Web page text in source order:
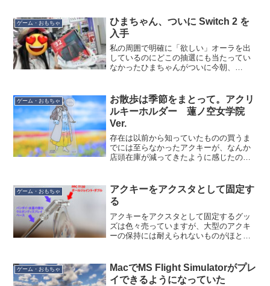
の頃の超合...
ゲーム・おもちゃ
ひまちゃん、ついに Switch 2 を
入手
私の周囲で明確に「欲しい」オーラを出
しているのにどこの抽選にも当たってい
なかったひまちゃんがついに今朝、
pic.twitter.com/5lk0Vee...
ゲーム・おもちゃ
お散歩は季節をまとって。アクリ
ルキーホルダー 蓮ノ空女学院
Ver.
存在は以前から知っていたものの買うま
でには至らなかったアクキーが、なんか
店頭在庫が減ってきたように感じたので
ーホルダー」のラブライブVer.です。アク
キーの服の部分が透け...
ゲーム・おもちゃ
アクキーをアクスタとして固定す
る
アクキーをアクスタとして固定するグッ
ズは色々売っていますが、大型のアクキ
ーの保持には耐えられないものがほとん
タンドを使ってぶら下げる方法がありま
すが、落下しないように引...
ゲーム・おもちゃ
MacでMS Flight Simulatorがプレ
イできるようになっていた